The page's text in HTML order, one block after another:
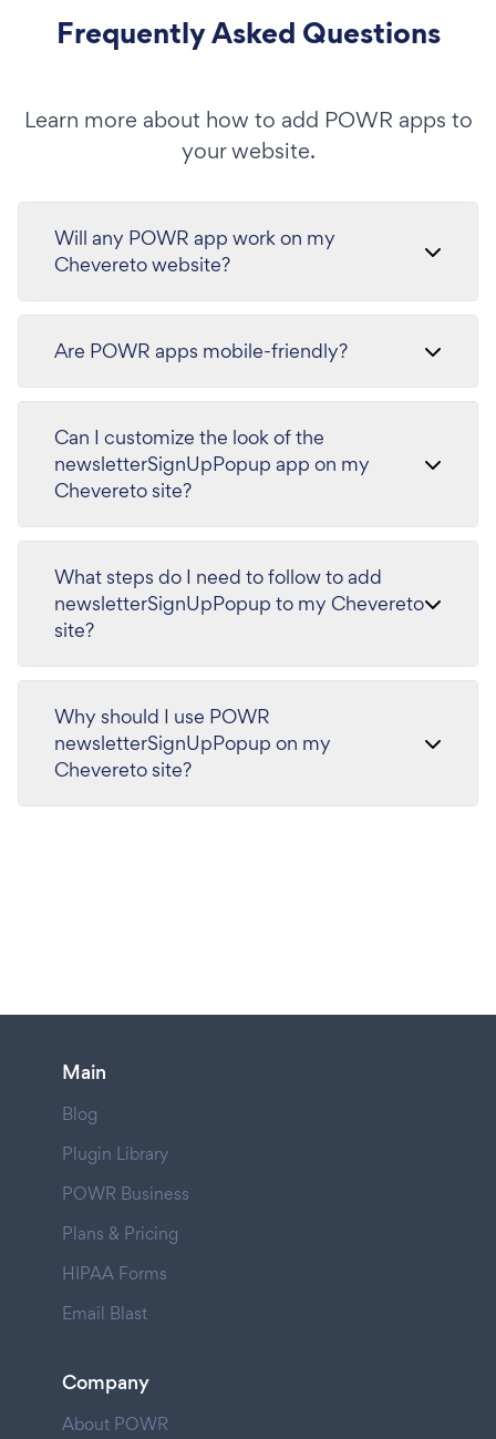
Frequently Asked Questions
Learn more about how to add POWR apps to
your website.
Will any POWR app work on my
Chevereto website?
Are POWR apps mobile-friendly?
Can I customize the look of the
newsletterSignUpPopup app on my
Chevereto site?
What steps do I need to follow to add
newsletterSignUpPopup to my Chevereto
site?
Why should I use POWR
newsletterSignUpPopup on my
Chevereto site?
Main
Blog
Plugin Library
POWR Business
Plans & Pricing
HIPAA Forms
Email Blast
Company
About POWR